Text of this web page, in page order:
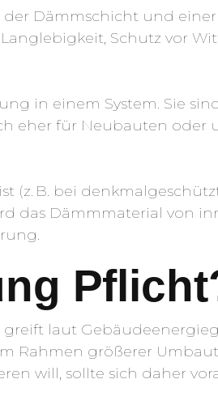
Dämmschicht und
Schutz vor
in einem System. Sie
eher für Neubauten oder
B. bei
das Dämmmaterial von
laut
Rahmen größerer
will, sollte sich daher